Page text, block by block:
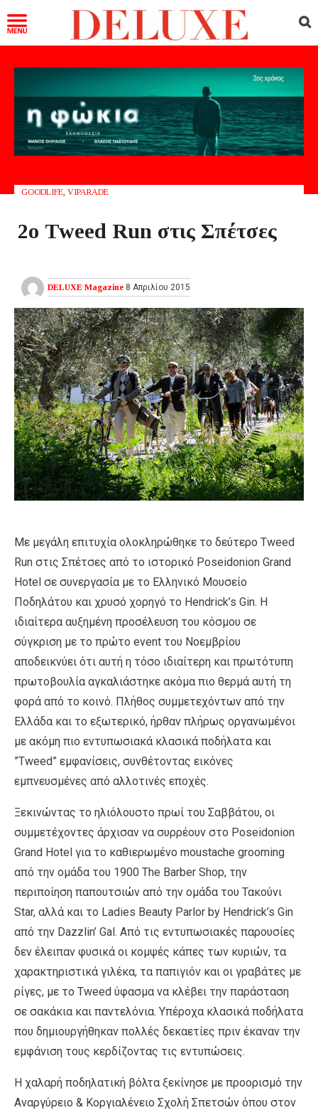
GOODLIFE VIPARADE
2ο Tweed Run στις Σπέτσες
DELUXE Magazine 8 Απριλίου 2015
Με μεγάλη επιτυχία ολοκληρώθηκε το δεύτερο Tweed
Run στις Σπέτσες από το ιστορικό Poseidonion Grand
Hotel σε συνεργασία με το Ελληνικό Μουσείο
Ποδηλάτου και χρυσό χορηγό το Hendrick’s Gin. Η
ιδιαίτερα αυξημένη προσέλευση του κόσμου σε
σύγκριση με το πρώτο event του Νοεμβρίου
αποδεικνύει ότι αυτή η τόσο ιδιαίτερη και πρωτότυπη
πρωτοβουλία αγκαλιάστηκε ακόμα πιο θερμά αυτή τη
φορά από το κοινό. Πλήθος συμμετεχόντων από την
Ελλάδα και το εξωτερικό, ήρθαν πλήρως οργανωμένοι
με ακόμη πιο εντυπωσιακά κλασικά ποδήλατα και
”Tweed” εμφανίσεις, συνθέτοντας εικόνες
εμπνευσμένες από αλλοτινές εποχές.
Ξεκινώντας το ηλιόλουστο πρωί του Σαββάτου, οι
συμμετέχοντες άρχισαν να συρρέουν στο Poseidonion
Grand Hotel για το καθιερωμένο moustache grooming
από την ομάδα του 1900 The Barber Shop, την
περιποίηση παπουτσιών από την ομάδα του Τακούνι
Star, αλλά και το Ladies Beauty Parlor by Hendrick’s Gin
από την Dazzlin’ Gal. Από τις εντυπωσιακές παρουσίες
δεν έλειπαν φυσικά οι κομψές κάπες των κυριών, τα
χαρακτηριστικά γιλέκα, τα παπιγιόν και οι γραβάτες με
ρίγες, με το Tweed ύφασμα να κλέβει την παράσταση
σε σακάκια και παντελόνια. Υπέροχα κλασικά ποδήλατα
που δημιουργήθηκαν πολλές δεκαετίες πριν έκαναν την
εμφάνιση τους κερδίζοντας τις εντυπώσεις.
Η χαλαρή ποδηλατική βόλτα ξεκίνησε με προορισμό την
Αναργύρειο & Κοργιαλένειο Σχολή Σπετσών όπου στον